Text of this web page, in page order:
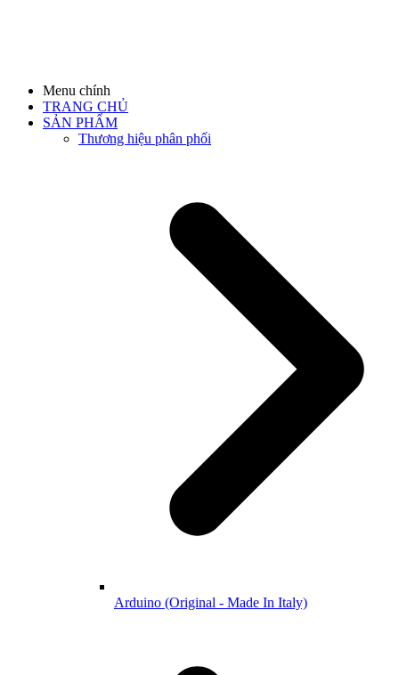
Menu chính
TRANG CHỦ
SẢN PHẨM
Thương hiệu phân phối
Arduino (Original - Made In Italy)